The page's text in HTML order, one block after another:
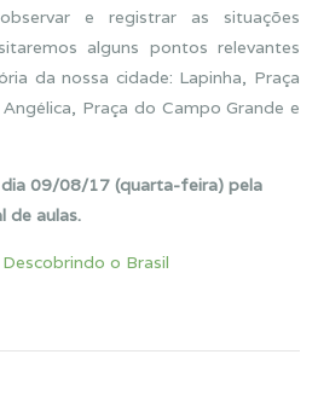
e registrar as situações
alguns pontos relevantes
da nossa cidade: Lapinha, Praça
Praça do Campo Grande e
09/08/17 (quarta-feira) pela
de aulas.
o Brasil